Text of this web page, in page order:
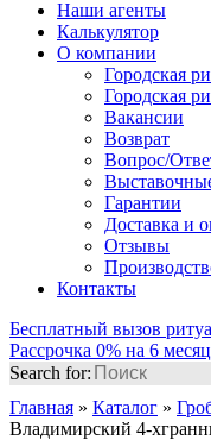
Наши агенты
Калькулятор
О компании
Городская
Городская
Вакансии
Возврат
Вопрос/
Гарантии
Доставка и
Отзывы
Контакты
Бесплатный вызов
Рассрочка 0% на 6
Search for:
Главная » Каталог »
Владимирский 4-